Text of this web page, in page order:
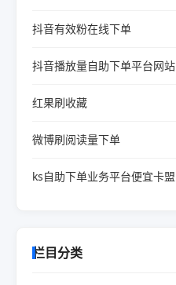
抖音有效粉在线下单
抖音播放量自助下单平台网站
红果刷收藏
微博刷阅读量下单
ks自助下单业务平台便宜卡盟
栏目分类